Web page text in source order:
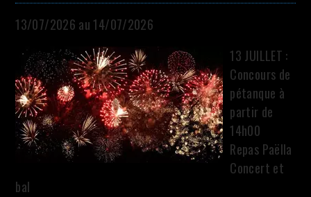
13/07/2026 au 14/07/2026
13 JUILLET :
Concours de
pétanque à
partir de
14h00
Repas Paëlla
Concert et
bal